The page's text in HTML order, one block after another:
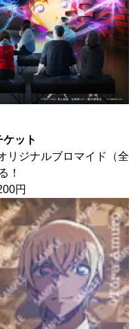
ット
リジナルブロマイド（全
！
円